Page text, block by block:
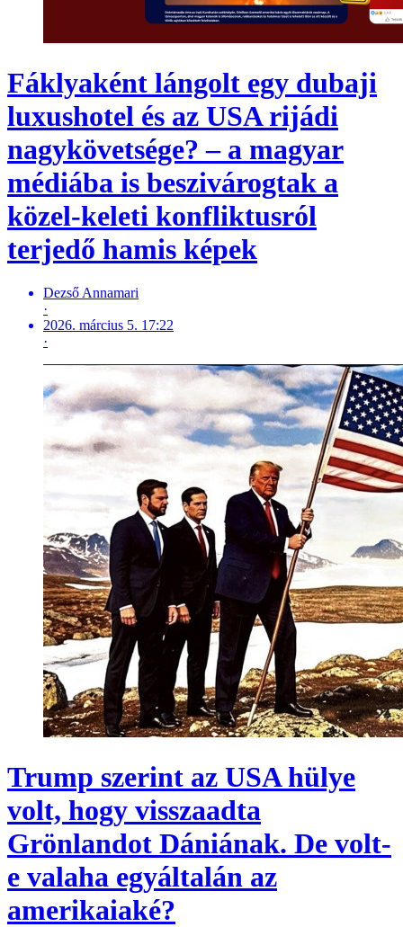
Fáklyaként lángolt egy dubaji
luxushotel és az USA rijádi
nagykövetsége? – a magyar
médiába is beszivárogtak a
közel-keleti konfliktusról
terjedő hamis képek
Dezső Annamari
·
2026. március 5. 17:22
·
Trump szerint az USA hülye
volt, hogy visszaadta
Grönlandot Dániának. De volt-
e valaha egyáltalán az
amerikaiaké?